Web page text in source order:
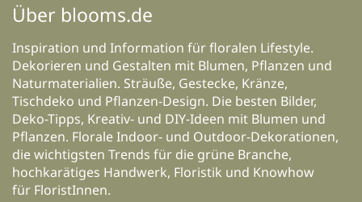
Über blooms.de
Inspiration und Information für floralen Lifestyle.
Dekorieren und Gestalten mit Blumen, Pflanzen und
Naturmaterialien. Sträuße, Gestecke, Kränze,
Tischdeko und Pflanzen-Design. Die besten Bilder,
Deko-Tipps, Kreativ- und DIY-Ideen mit Blumen und
Pflanzen. Florale Indoor- und Outdoor-Dekorationen,
die wichtigsten Trends für die grüne Branche,
hochkarätiges Handwerk, Floristik und Knowhow
für FloristInnen.